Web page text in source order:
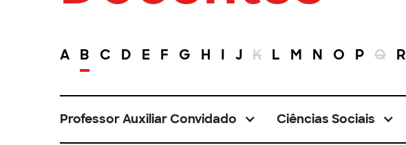
A B C D E F G H I J K L M N O P Q R
Professor Auxiliar Convidado Ciências Sociais